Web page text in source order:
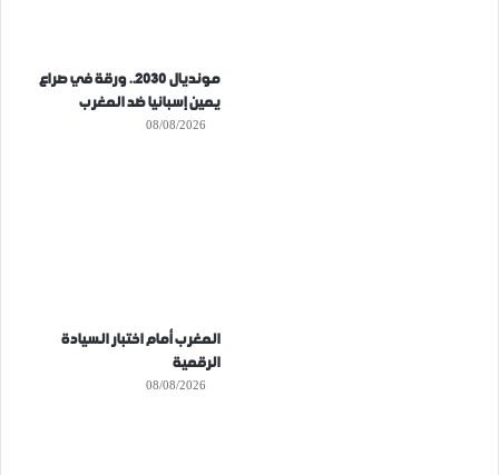
مونديال 2030.. ورقة في صراع
يمين إسبانيا ضد المغرب
08/08/2026
المغرب أمام اختبار السيادة
الرقمية
08/08/2026